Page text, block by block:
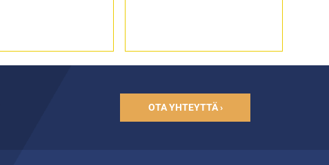
OTA YHTEYTTÄ ›